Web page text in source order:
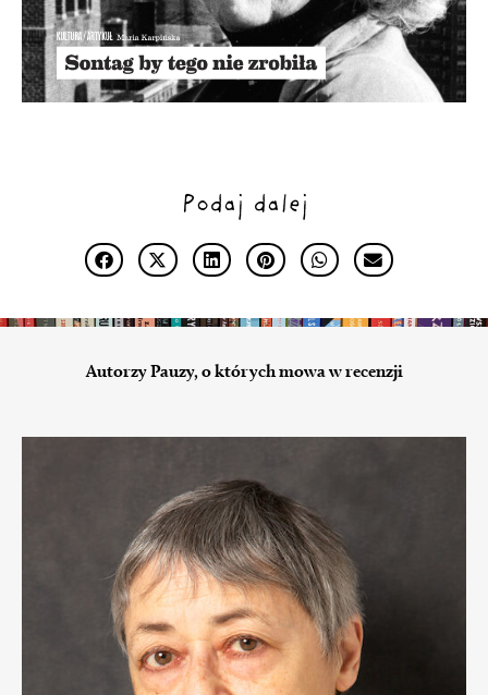
Podaj dalej
Autorzy Pauzy, o których mowa w recenzji